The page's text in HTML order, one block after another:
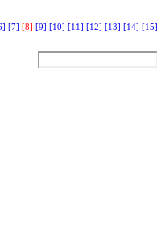
[7] [8] [9] [10] [11] [12] [13] [14] [15]